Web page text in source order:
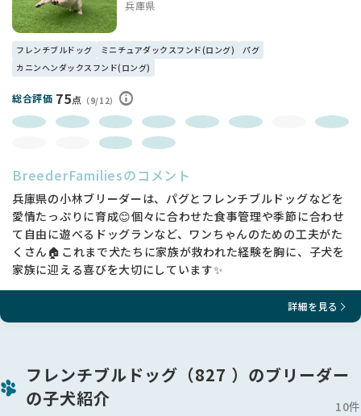
兵庫県
フレンチブルドッグ ミニチュアダックスフンド(ロング)
パグ
カニンヘンダックスフンド(ロング)
総合評価 75点 （9/12）
BreederFamiliesのコメント
兵庫県の小林ブリーダーは、パグとフレンチブルドッグなどを
愛情たっぷりに育成😊個々に合わせた食事管理や季節に合わせ
て自由に遊べるドッグランなど、ワンちゃんのための工夫がた
くさん🏠これまで犬たちに家族が救われた経験を胸に、子犬を
家族に迎える喜びを大切にしています✨
詳細を見る
フレンチブルドッグ（827 ）のブリーダー
の子犬紹介
10件